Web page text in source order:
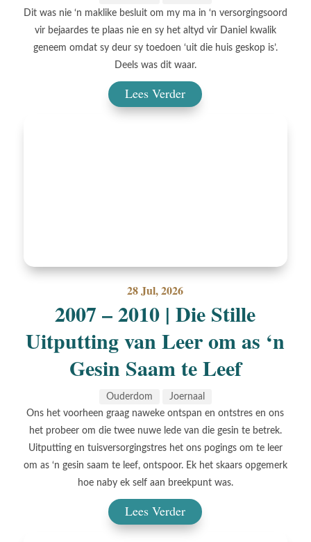
Dit was nie ‘n maklike besluit om my ma in ‘n versorgingsoord
vir bejaardes te plaas nie en sy het altyd vir Daniel kwalik
geneem omdat sy deur sy toedoen ‘uit die huis geskop is’.
Deels was dit waar.
Lees Verder
28 Jul, 2026
2007 – 2010 | Die Stille
Uitputting van Leer om as ‘n
Gesin Saam te Leef
Ouderdom
Joernaal
Ons het voorheen graag naweke ontspan en ontstres en ons
het probeer om die twee nuwe lede van die gesin te betrek.
Uitputting en tuisversorgingstres het ons pogings om te leer
om as ‘n gesin saam te leef, ontspoor. Ek het skaars opgemerk
hoe naby ek self aan breekpunt was.
Lees Verder